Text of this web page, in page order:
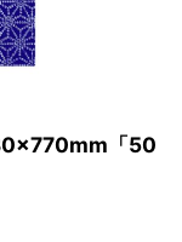
「50